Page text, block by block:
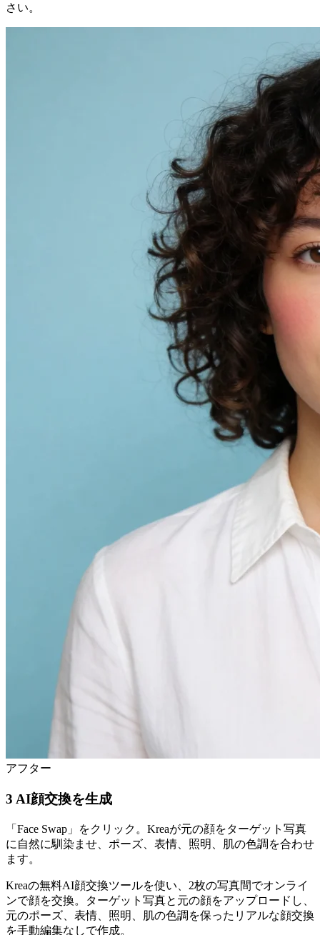
さい。
アフター
3 AI顔交換を生成
「Face Swap」をクリック。Kreaが元の顔をターゲット写真
に自然に馴染ませ、ポーズ、表情、照明、肌の色調を合わせ
ます。
Kreaの無料AI顔交換ツールを使い、2枚の写真間でオンライ
ンで顔を交換。ターゲット写真と元の顔をアップロードし、
元のポーズ、表情、照明、肌の色調を保ったリアルな顔交換
を手動編集なしで作成。